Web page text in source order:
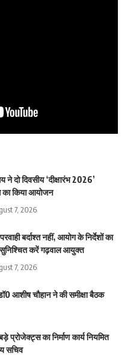
ने दो दिवसीय ‘दीक्षारंभ 2026’
का किया आयोजन
7, 2026
बर्दाश्त नहीं, आयोग के निर्देशों का
करें गढ़वाल आयुक्त
7, 2026
आशीष चौहान ने की समीक्षा बैठक
प्रोजेक्ट्स का निर्माण कार्य नियमित
सचिव